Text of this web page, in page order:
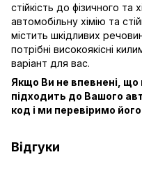
стійкість до фізичного та
автомобільну хімію та
містить шкідливих
потрібні високоякісні
варіант для вас.
Якщо Ви не впевнені,
підходить до Вашого
код і ми перевіримо
Відгуки